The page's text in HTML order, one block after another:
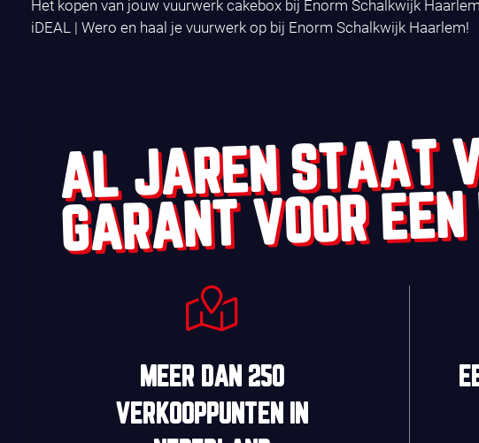
Het kopen van jouw vuurwerk cakebox bij Enorm Schalkwijk
iDEAL | Wero en haal je vuurwerk op bij Enorm Schalkwijk Haarlem!
AL JAREN STAAT
GARANT VOOR
MEER DAN 250
VERKOOPPUNTEN
IN